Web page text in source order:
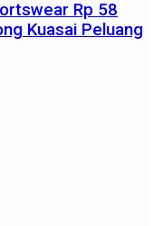
Rp 58
Kuasai Peluang